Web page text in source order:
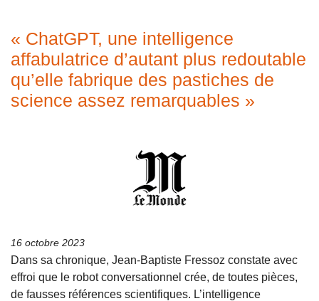
« ChatGPT, une intelligence
affabulatrice d’autant plus redoutable
qu’elle fabrique des pastiches de
science assez remarquables »
16 octobre 2023
Dans sa chronique, Jean-Baptiste Fressoz constate avec
effroi que le robot conversationnel crée, de toutes pièces,
de fausses références scientifiques. L’intelligence